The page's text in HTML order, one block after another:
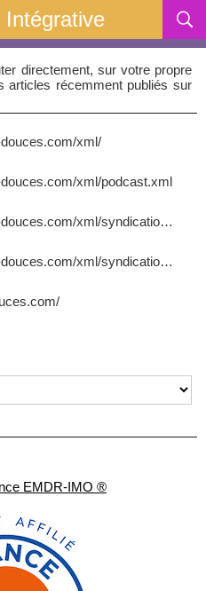
Intégrative
EMDR-IMO ®
directement, sur votre propre
articles récemment publiés sur
xml/
xml/podcast.xml
https://www.medecines-douces.com/xml/syndication.rss
https://www.medecines-douces.com/xml/syndication.rss